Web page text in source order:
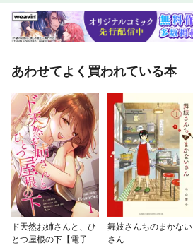
あわせてよく買われている本
ド天然お姉さんと、ひ
とつ屋根の下【電子単
舞妓さんちのまかない
さん